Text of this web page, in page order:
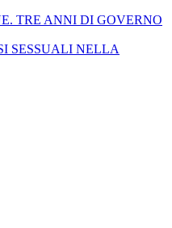
TRE ANNI DI GOVERNO
SESSUALI NELLA